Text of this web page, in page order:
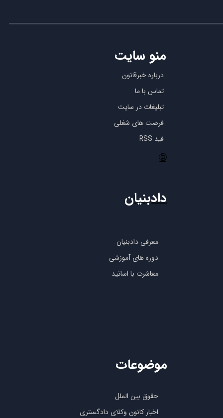
درباره خبرقانون
تماس با ما
تبلیغات در سایت
فرصت های شغلی
فید RSS
منو سایت
🌐
معرفی دادبنیان
دوره های آموزشی
معاشرت با اساتید
دادبنیان
حقوق بین الملل
اخبار کانون وکلای دادگستری
موضوعات